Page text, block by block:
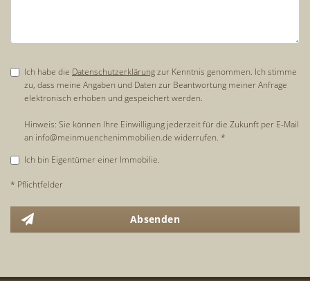
Ich habe die Datenschutzerklärungzur Kenntnis genommen. Ich stimme
zu, dass meine Angaben und Daten zur Beantwortung meiner Anfrage
elektronisch erhoben und gespeichert werden.
Hinweis: Sie können Ihre Einwilligung jederzeit für die Zukunft per E-Mail
an info@meinmuenchenimmobilien.de widerrufen. *
Ich bin Eigentümer einer Immobilie.
* Pflichtfelder
Absenden